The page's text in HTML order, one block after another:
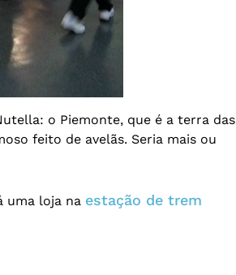
o Piemonte, que é a terra das
feito de avelãs. Seria mais ou
uma loja na estação de trem